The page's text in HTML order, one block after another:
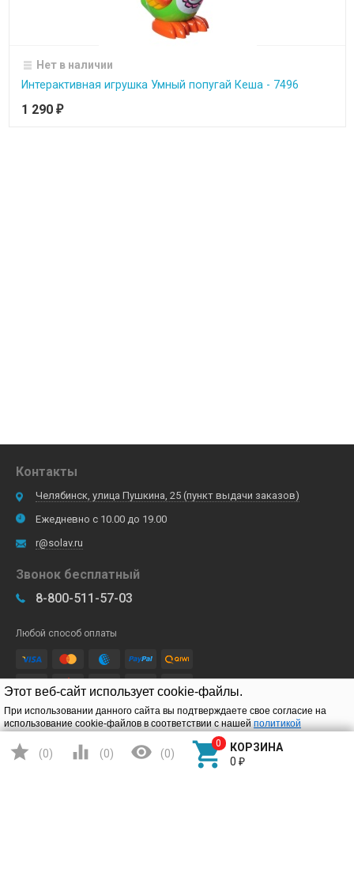
Этот веб-сайт использует cookie-файлы.
При использовании данного сайта вы подтверждаете свое согласие на
использование cookie-файлов в соответствии с нашейполитикой
Подтверждаю
Нет в наличии
Интерактивная игрушка Умный попугай Кеша - 7496
1 290 ₽
Контакты
Челябинск, улица Пушкина, 25 (пункт выдачи заказов)
Ежедневно с 10.00 до 19.00
r@solav.ru
Звонок бесплатный
8-800-511-57-03
Любой способ оплаты
Подписывайтесь
 (0)  (0)  (0) 
КОРЗИНА
0 ₽